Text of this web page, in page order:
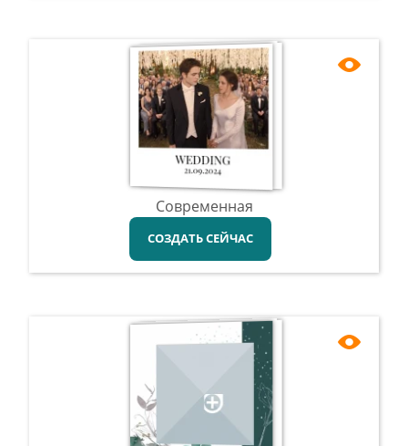
Современная
СОЗДАТЬ СЕЙЧАС